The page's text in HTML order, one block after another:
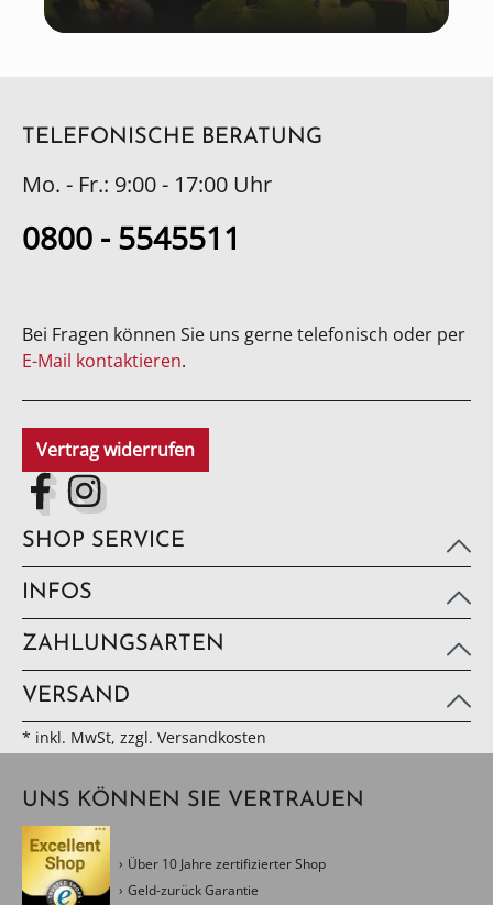
TELEFONISCHE BERATUNG
Mo. - Fr.: 9:00 - 17:00 Uhr
0800 - 5545511
Bei Fragen können Sie uns gerne telefonisch oder per
E-Mail kontaktieren.
Vertrag widerrufen
SHOP SERVICE
INFOS
ZAHLUNGSARTEN
VERSAND
* inkl. MwSt, zzgl. Versandkosten
UNS KÖNNEN SIE VERTRAUEN
Über 10 Jahre zertifizierter Shop
Geld-zurück Garantie